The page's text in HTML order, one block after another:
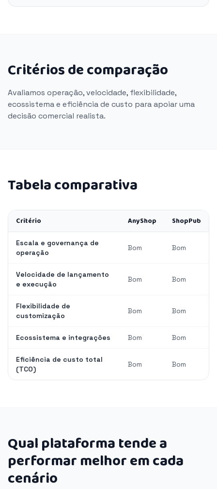
Critérios de comparação
Avaliamos operação, velocidade, flexibilidade,
ecossistema e eficiência de custo para apoiar uma
decisão comercial realista.
Tabela comparativa
Critério AnyShop ShopPub
Escala e governança de
operação
Bom Bom
Velocidade de lançamento
e execução
Bom Bom
Flexibilidade de
customização
Bom Bom
Ecossistema e integrações Bom Bom
Eficiência de custo total
(TCO)
Bom Bom
Qual plataforma tende a
performar melhor em cada
cenário